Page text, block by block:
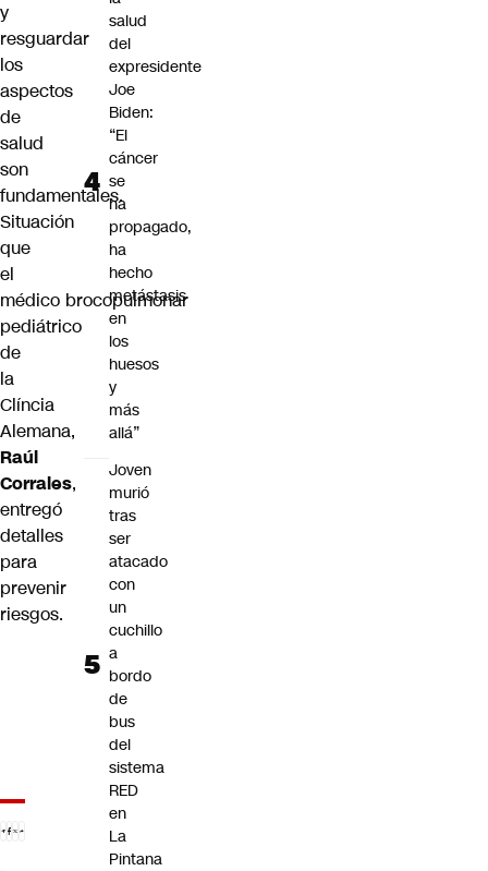
y
resguardar
los
aspectos
de
salud
son
fundamentales.
Situación
que
el
médico brocopulmonar
pediátrico
de
la
Clíncia
Alemana,
Raúl
Corrales,
entregó
detalles
para
prevenir
riesgos.
salud
del
expresidente
Joe
Biden:
“El
cáncer
se
ha
propagado,
ha
hecho
metástasis
en
los
huesos
y
más
allá”
Joven
murió
tras
ser
atacado
con
un
cuchillo
a
bordo
de
bus
del
sistema
RED
en
La
Pintana